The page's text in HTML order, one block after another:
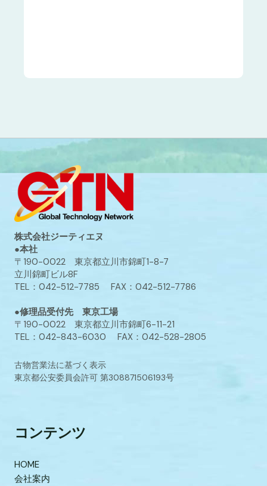
株式会社ジーティエヌ
●本社
〒190-0022 東京都立川市錦町1-8-7
立川錦町ビル8F
TEL：042-512-7785 FAX：042-512-7786
●修理品受付先 東京工場
〒190-0022 東京都立川市錦町6-11-21
TEL：042-843-6030 FAX：042-528-2805
古物営業法に基づく表示
東京都公安委員会許可 第308871506193号
コンテンツ
HOME
会社案内